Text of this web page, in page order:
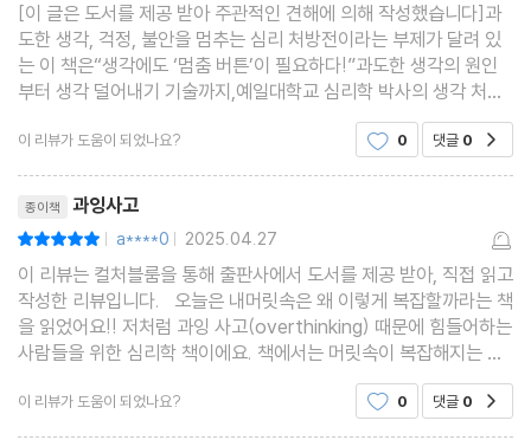
6장 “현실적으로 생각해야 하는 순간”
: 생각의 악순환을 끊는 법
-차라리 피하는 게 답일 때
-괴롭지만 높은 목표 vs. 행복한 포기
-"왜?"라는 질문의 힘
-딸로서, 아내로서, 엄마로서 사는 삶
-새로운 친구의 역할
-부정적인 나를 긍정적인 나로
: 상황별 생각 끊기 연습
[이 글은 도서를 제공 받아 주관적인 견해에 의해 작성했습니다]과
도한 생각, 걱정, 불안을 멈추는 심리 처방전이라는 부제가 달려 있
는 이 책은“생각에도 ‘멈춤 버튼’이 필요하다!”과도한 생각의 원인
부터 생각 덜어내기 기술까지,예일대학교 심리학 박사의 생각 처방
전을 담고 있습니다.★ 전 세계 18개국에 출간된 심리학 필독서
★ 여성의 ‘오버씽킹(과도한 생각)’ 개념을 최
이 리뷰가 도움이 되었나요? 0 댓글 0
종이책 과잉사고
| a****0 | 2025.04.27
이 리뷰는 컬처블룸을 통해 출판사에서 도서를 제공 받아, 직접 읽고
작성한 리뷰입니다. 오늘은 내머릿속은 왜 이렇게 복잡할까라는 책
을 읽었어요!! 저처럼 과잉 사고(overthinking) 때문에 힘들어하는
사람들을 위한 심리학 책이에요. 책에서는 머릿속이 복잡해지는 이
유를 설명하고, 복잡한 생각을 다루는 방법을 알려줍니다.우리의 머
릿속이 복잡한 이유는 불안, 완벽주의, 자존감
이 리뷰가 도움이 되었나요? 0 댓글 0